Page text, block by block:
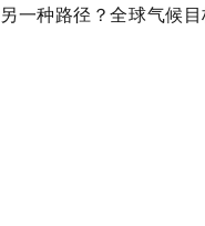
一种路径？全球气候